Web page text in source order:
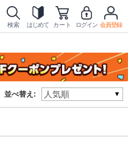
検索 はじめて カート ログイン 会員登録
並べ替え: